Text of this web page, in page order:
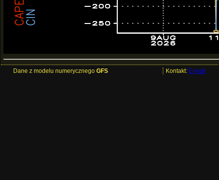
Dane z modelu numerycznego GFS Kontakt: E-mail